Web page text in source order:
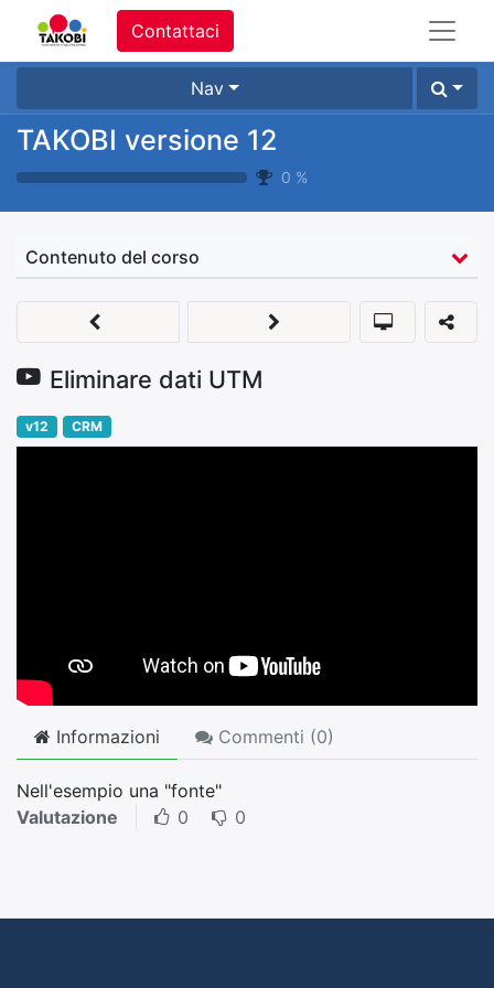
Contattaci
Nav
TAKOBI versione 12
0 %
Contenuto del corso
Eliminare dati UTM
v12 CRM
Informazioni Commenti (0)
Nell'esempio una "fonte"
Valutazione
0 0